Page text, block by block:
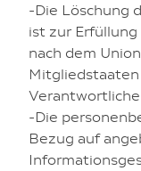
-Die Löschung
ist zur
nach dem
-Die
Bezug auf